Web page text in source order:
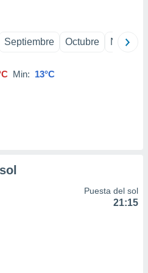
Septiembre Octubre
Min: 13°C
Puesta del sol
21:15